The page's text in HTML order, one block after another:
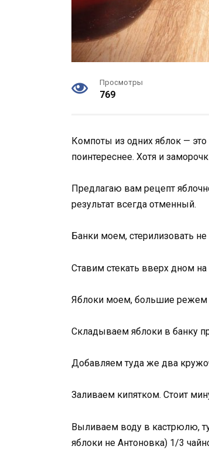
Просмотры
769
Компоты из одних яблок — это
поинтереснее. Хотя и
Предлагаю вам рецепт
результат всегда отменный.
Банки моем, стерилизовать
Ставим стекать вверх дном на
Яблоки моем, большие режем
Складываем яблоки в банку
Добавляем туда же два
Заливаем кипятком. Стоит
Выливаем воду в кастрюлю,
яблоки не Антоновка) 1/3